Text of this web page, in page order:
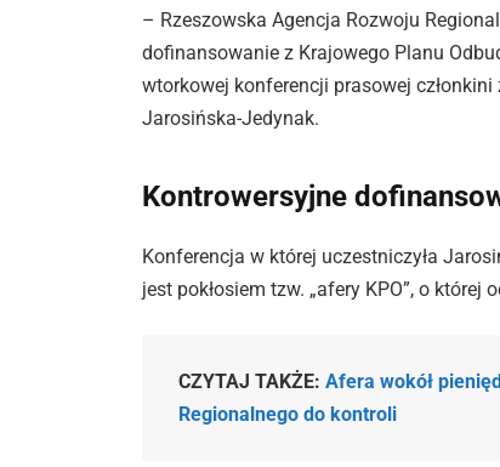
– Rzeszowska Agencja Rozwoju
dofinansowanie z Krajowego Planu
wtorkowej konferencji prasowej
Jarosińska-Jedynak.
Kontrowersyjne
Konferencja w której uczestniczyła
jest pokłosiem tzw. „afery KPO”, o
CZYTAJ TAKŻE:Afera wokół
Regionalnego do kontroli